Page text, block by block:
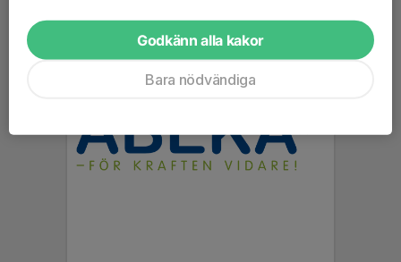
Godkänn alla kakor
Bara nödvändiga